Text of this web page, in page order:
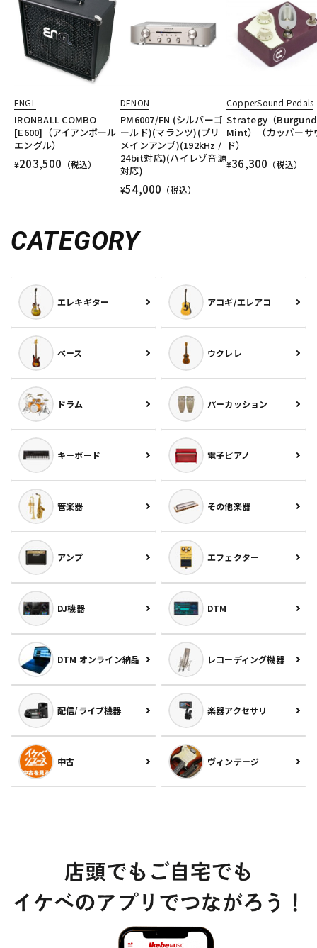
ENGL
IRONBALL COMBO
[E600]（アイアンボール
エングル）
¥203,500 （税込）
DENON
PM6007/FN (シルバーゴ
ールド)(マランツ)(プリ
メインアンプ)(192kHz /
24bit対応)(ハイレゾ音源
対応)
¥54,000 （税込）
CopperSound Pedals
Strategy（
Mint）（カッパーサ
ド）
¥36,300 （税込）
CATEGORY
エレキギター アコギ/エレアコ
ベース ウクレレ
ドラム パーカッション
キーボード 電子ピアノ
管楽器 その他楽器
アンプ エフェクター
DJ機器 DTM
DTM オンライン納品 レコーディング機器
配信/ライブ機器 楽器アクセサリ
中古 ヴィンテージ